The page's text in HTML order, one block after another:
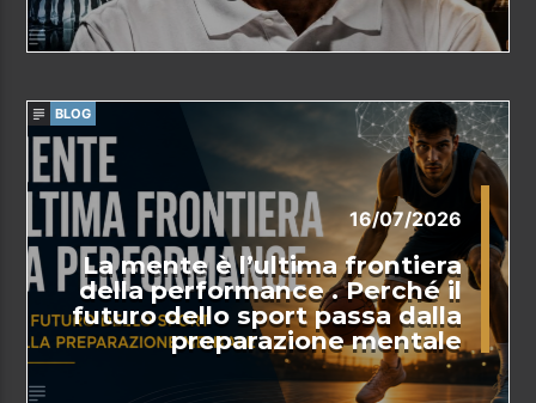
BLOG
16/07/2026
La mente è l’ultima frontiera
della performance . Perché il
futuro dello sport passa dalla
preparazione mentale